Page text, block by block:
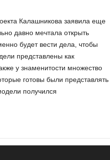
Калашникова заявила еще
давно мечтала открыть
будет вести дела, чтобы
представлены как
у знаменитости множество
готовы были представлять
получился